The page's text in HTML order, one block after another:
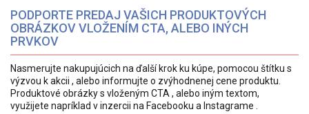
PODPORTE PREDAJ VAŠICH PRODUKTOVÝCH
OBRÁZKOV VLOŽENÍM CTA, ALEBO INÝCH
PRVKOV
Nasmerujte nakupujúcich na ďalší krok ku kúpe, pomocou štítku s
výzvou k akcii , alebo informujte o zvýhodnenej cene produktu.
Produktové obrázky s vloženým CTA , alebo iným textom,
využijete napríklad v inzercii na Facebooku a Instagrame .